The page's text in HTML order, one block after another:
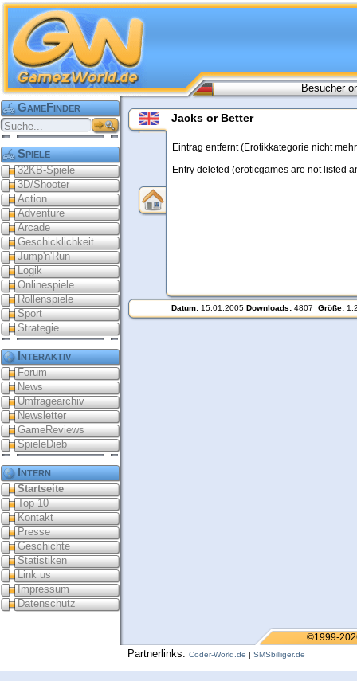
Besucher
GameFinder
Spiele
32KB-Spiele
3D/Shooter
Action
Adventure
Arcade
Geschicklichkeit
Jump'n'Run
Logik
Onlinespiele
Rollenspiele
Sport
Strategie
Interaktiv
Forum
News
Umfragearchiv
Newsletter
GameReviews
SpieleDieb
Intern
Startseite
Top 10
Kontakt
Presse
Geschichte
Statistiken
Link us
Impressum
Datenschutz
Jacks or Better
Eintrag entfernt (Erotikkategorie nicht
Entry deleted (eroticgames are not listed
Datum: 15.01.2005 Downloads: 4807 Größe:
©1999-
Partnerlinks: Coder-World.de | SMSbilliger.de